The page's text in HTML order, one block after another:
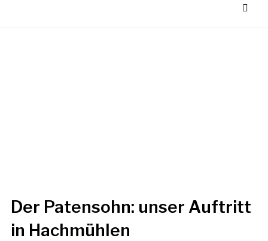
Der Patensohn: unser Auftritt
in Hachmühlen